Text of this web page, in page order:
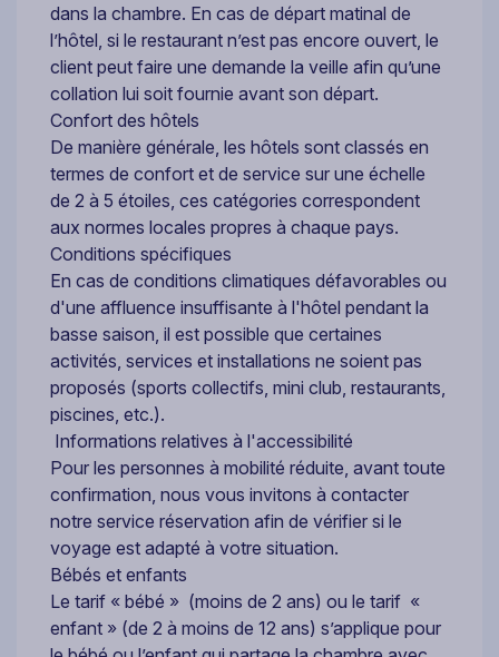
dans la chambre. En cas de départ matinal de
l’hôtel, si le restaurant n’est pas encore ouvert, le
client peut faire une demande la veille afin qu’une
collation lui soit fournie avant son départ.
Confort des hôtels
De manière générale, les hôtels sont classés en
termes de confort et de service sur une échelle
de 2 à 5 étoiles, ces catégories correspondent
aux normes locales propres à chaque pays.
Conditions spécifiques
En cas de conditions climatiques défavorables ou
d'une affluence insuffisante à l'hôtel pendant la
basse saison, il est possible que certaines
activités, services et installations ne soient pas
proposés (sports collectifs, mini club, restaurants,
piscines, etc.).
Informations relatives à l'accessibilité
Pour les personnes à mobilité réduite, avant toute
confirmation, nous vous invitons à contacter
notre service réservation afin de vérifier si le
voyage est adapté à votre situation.
Bébés et enfants
Le tarif « bébé » (moins de 2 ans) ou le tarif «
enfant » (de 2 à moins de 12 ans) s’applique pour